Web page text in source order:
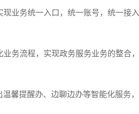
业务统一入口，统一账号，统一接
务流程，实现政务服务业务的整合
馨提醒办、边聊边办等智能化服务